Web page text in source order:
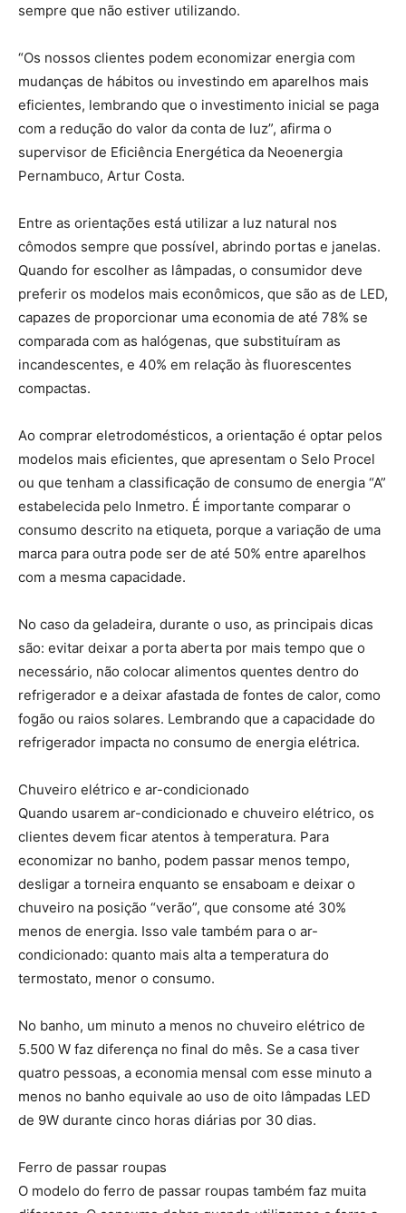
sempre que não estiver utilizando.
“Os nossos clientes podem economizar energia com
mudanças de hábitos ou investindo em aparelhos mais
eficientes, lembrando que o investimento inicial se paga
com a redução do valor da conta de luz”, afirma o
supervisor de Eficiência Energética da Neoenergia
Pernambuco, Artur Costa.
Entre as orientações está utilizar a luz natural nos
cômodos sempre que possível, abrindo portas e janelas.
Quando for escolher as lâmpadas, o consumidor deve
preferir os modelos mais econômicos, que são as de LED,
capazes de proporcionar uma economia de até 78% se
comparada com as halógenas, que substituíram as
incandescentes, e 40% em relação às fluorescentes
compactas.
Ao comprar eletrodomésticos, a orientação é optar pelos
modelos mais eficientes, que apresentam o Selo Procel
ou que tenham a classificação de consumo de energia “A”
estabelecida pelo Inmetro. É importante comparar o
consumo descrito na etiqueta, porque a variação de uma
marca para outra pode ser de até 50% entre aparelhos
com a mesma capacidade.
No caso da geladeira, durante o uso, as principais dicas
são: evitar deixar a porta aberta por mais tempo que o
necessário, não colocar alimentos quentes dentro do
refrigerador e a deixar afastada de fontes de calor, como
fogão ou raios solares. Lembrando que a capacidade do
refrigerador impacta no consumo de energia elétrica.
Chuveiro elétrico e ar-condicionado
Quando usarem ar-condicionado e chuveiro elétrico, os
clientes devem ficar atentos à temperatura. Para
economizar no banho, podem passar menos tempo,
desligar a torneira enquanto se ensaboam e deixar o
chuveiro na posição “verão”, que consome até 30%
menos de energia. Isso vale também para o ar-
condicionado: quanto mais alta a temperatura do
termostato, menor o consumo.
No banho, um minuto a menos no chuveiro elétrico de
5.500 W faz diferença no final do mês. Se a casa tiver
quatro pessoas, a economia mensal com esse minuto a
menos no banho equivale ao uso de oito lâmpadas LED
de 9W durante cinco horas diárias por 30 dias.
Ferro de passar roupas
O modelo do ferro de passar roupas também faz muita